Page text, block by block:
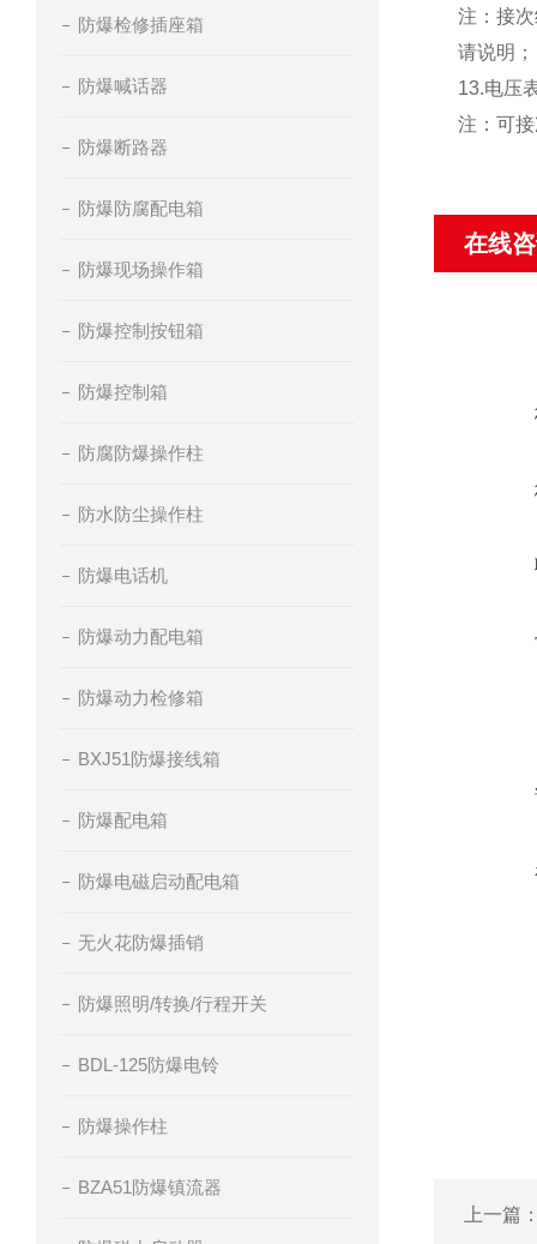
防爆检修插座箱
防爆喊话器
防爆断路器
防爆防腐配电箱
防爆现场操作箱
防爆控制按钮箱
防爆控制箱
防腐防爆操作柱
防水防尘操作柱
防爆电话机
防爆动力配电箱
防爆动力检修箱
BXJ51防爆接线箱
防爆配电箱
防爆电磁启动配电箱
无火花防爆插销
防爆照明/转换/行程开关
BDL-125防爆电铃
防爆操作柱
BZA51防爆镇流器
注：接
请说明；
13.电压
注：可
在线
上一篇